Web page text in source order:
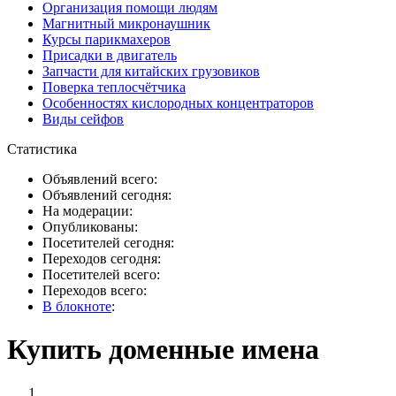
Организация помощи людям
Магнитный микронаушник
Курсы парикмахеров
Присадки в двигатель
Запчасти для китайских грузовиков
Поверка теплосчётчика
Особенностях кислородных концентраторов
Виды сейфов
Статистика
Объявлений всего:
Объявлений сегодня:
На модерации:
Опубликованы:
Посетителей сегодня:
Переходов сегодня:
Посетителей всего:
Переходов всего:
В блокноте:
Купить доменные имена